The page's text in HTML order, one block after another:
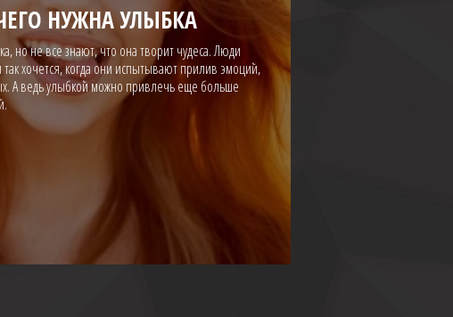
НУЖНА УЛЫБКА
но не все знают, что она творит чудеса. Люди
хочется, когда они испытывают прилив эмоций,
А ведь улыбкой можно привлечь еще больше